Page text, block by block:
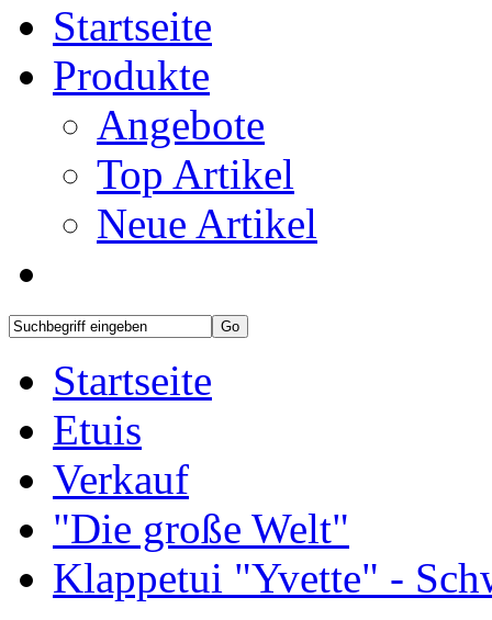
Startseite
Produkte
Angebote
Top Artikel
Neue Artikel
Startseite
Etuis
Verkauf
"Die große Welt"
Klappetui "Yvette" -